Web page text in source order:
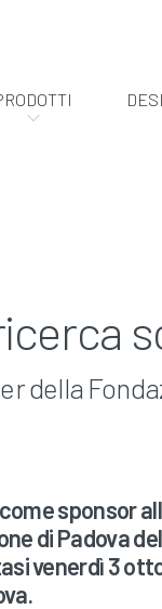
della
sponsor
di Padova
venerdì 3